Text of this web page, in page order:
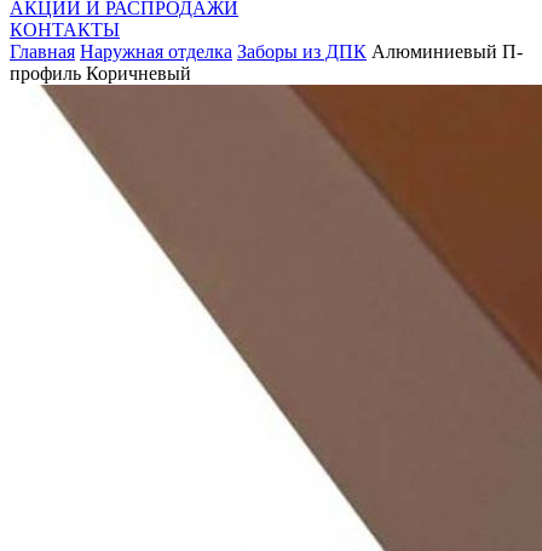
АКЦИИ И РАСПРОДАЖИ
КОНТАКТЫ
Главная Наружная отделка Заборы из ДПК Алюминиевый П-
профиль Коричневый